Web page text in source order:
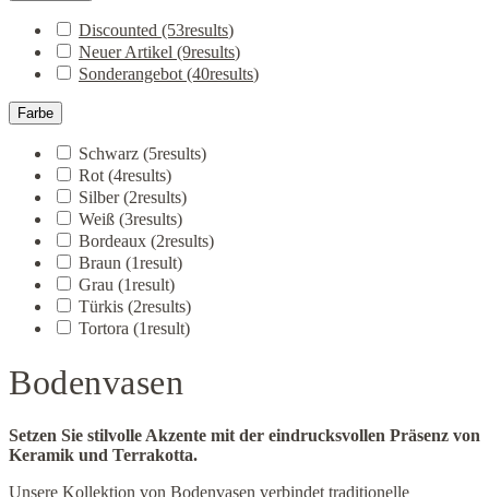
Discounted (53results)
Neuer Artikel (9results)
Sonderangebot (40results)
Farbe
Schwarz (5results)
Rot (4results)
Silber(2results)
Weiß (3results)
Bordeaux (2results)
Braun (1result)
Grau (1result)
Türkis (2results)
Tortora (1result)
Bodenvasen
Setzen Sie stilvolle Akzente mit der eindrucksvollen Präsenz von
Keramik und Terrakotta.
Unsere Kollektion von Bodenvasen verbindet traditionelle